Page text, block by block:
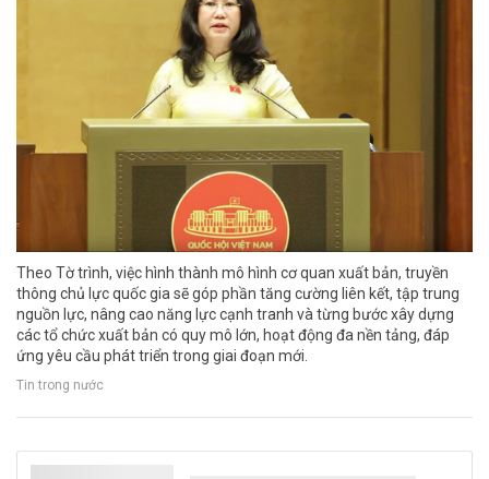
Theo Tờ trình, việc hình thành mô hình cơ quan xuất bản, truyền
thông chủ lực quốc gia sẽ góp phần tăng cường liên kết, tập trung
nguồn lực, nâng cao năng lực cạnh tranh và từng bước xây dựng
các tổ chức xuất bản có quy mô lớn, hoạt động đa nền tảng, đáp
ứng yêu cầu phát triển trong giai đoạn mới.
Tin trong nước